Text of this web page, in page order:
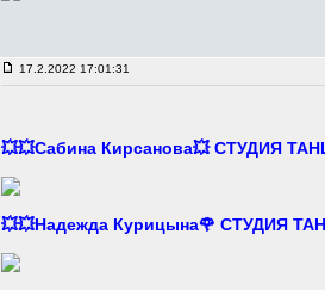
17.2.2022 17:01:31
💥💥Сабина Кирсанова💥 СТУДИЯ
💥💥Надежда Курицына🌹 СТУДИЯ